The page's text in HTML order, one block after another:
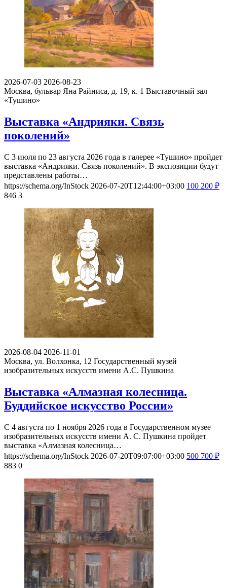
2026-07-03 2026-08-23
Москва, бульвар Яна Райниса, д. 19, к. 1 Выставочный зал
«Тушино»
Выставка «Андрияки. Связь
поколений»
С 3 июля по 23 августа 2026 года в галерее «Тушино» пройдет
выставка «Андрияки. Связь поколений». В экспозиции будут
представлены работы…
https://schema.org/InStock 2026-07-20T12:44:00+03:00 100 200 ₽
846 3
2026-08-04 2026-11-01
Москва, ул. Волхонка, 12 Государственный музей
изобразительных искусств имени А.С. Пушкина
Выставка «Алмазная колесница.
Буддийское искусство России»
С 4 августа по 1 ноября 2026 года в Государственном музее
изобразительных искусств имени А. С. Пушкина пройдет
выставка «Алмазная колесница…
https://schema.org/InStock 2026-07-20T09:07:00+03:00 500 700 ₽
883 0